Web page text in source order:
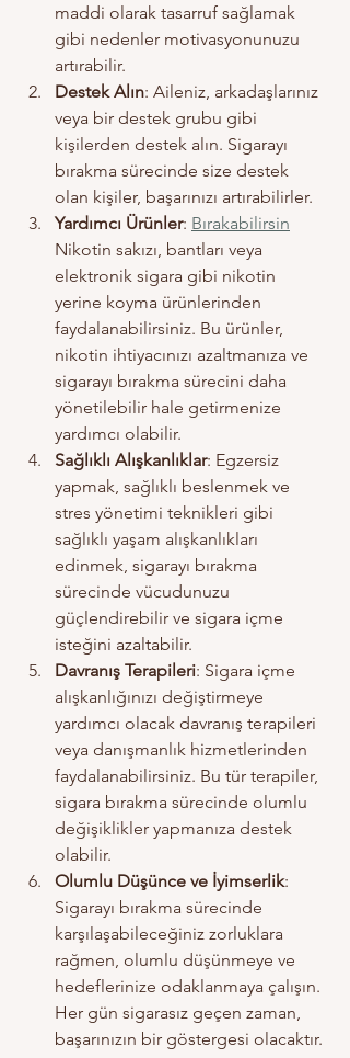
maddi olarak tasarruf sağlamak
gibi nedenler motivasyonunuzu
artırabilir.
Destek Alın: Aileniz, arkadaşlarınız
veya bir destek grubu gibi
kişilerden destek alın. Sigarayı
bırakma sürecinde size destek
olan kişiler, başarınızı artırabilirler.
Yardımcı Ürünler: Bırakabilirsin
Nikotin sakızı, bantları veya
elektronik sigara gibi nikotin
yerine koyma ürünlerinden
faydalanabilirsiniz. Bu ürünler,
nikotin ihtiyacınızı azaltmanıza ve
sigarayı bırakma sürecini daha
yönetilebilir hale getirmenize
yardımcı olabilir.
Sağlıklı Alışkanlıklar: Egzersiz
yapmak, sağlıklı beslenmek ve
stres yönetimi teknikleri gibi
sağlıklı yaşam alışkanlıkları
edinmek, sigarayı bırakma
sürecinde vücudunuzu
güçlendirebilir ve sigara içme
isteğini azaltabilir.
Davranış Terapileri: Sigara içme
alışkanlığınızı değiştirmeye
yardımcı olacak davranış terapileri
veya danışmanlık hizmetlerinden
faydalanabilirsiniz. Bu tür terapiler,
sigara bırakma sürecinde olumlu
değişiklikler yapmanıza destek
olabilir.
Olumlu Düşünce ve İyimserlik:
Sigarayı bırakma sürecinde
karşılaşabileceğiniz zorluklara
rağmen, olumlu düşünmeye ve
hedeflerinize odaklanmaya çalışın.
Her gün sigarasız geçen zaman,
başarınızın bir göstergesi olacaktır.